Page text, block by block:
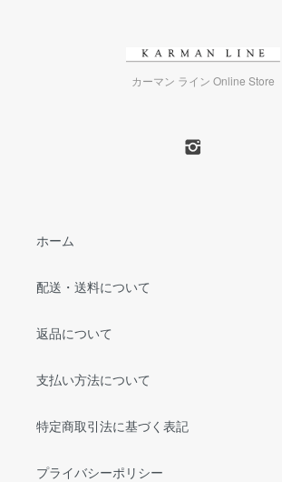
カーマン ライン Online Store
ホーム
配送・送料について
返品について
支払い方法について
特定商取引法に基づく表記
プライバシーポリシー